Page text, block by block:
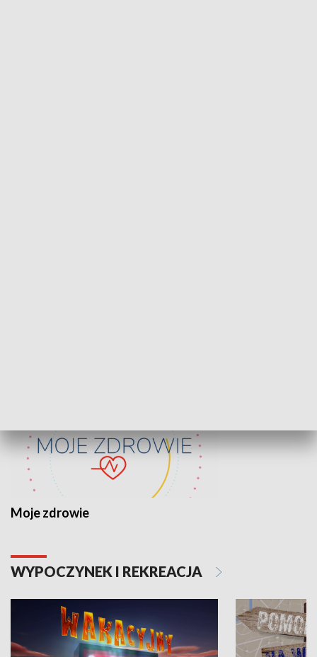
Moje zdrowie
WYPOCZYNEK I REKREACJA